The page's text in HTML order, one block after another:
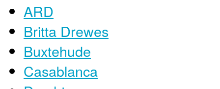
ARD
Britta Drewes
Buxtehude
Casablanca